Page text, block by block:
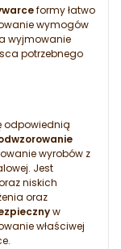
formy łatwo
wymogów
wyjmowanie
potrzebnego
odpowiednią
wyrobów z
Jest
niskich
oraz
w
właściwej